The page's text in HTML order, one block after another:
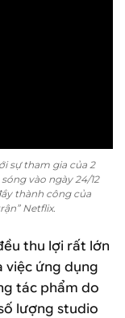
sự tham gia của 2
vào ngày 24/12
thành công của
Netflix.
thu lợi rất lớn
việc ứng dụng
tác phẩm do
lượng studio